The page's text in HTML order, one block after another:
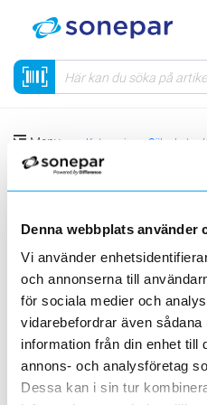
Denna webbplats använder
Vi använder
och annonserna till
för sociala medier och
vidarebefordrar även
information från din enhet till
annons- och analysföretag
Dessa kan i sin tur
Meny Kategorier Säkerhet
Kamerabevakning Ethiris
Sortera
Sida < 1 > Per sida
ETHIRIS